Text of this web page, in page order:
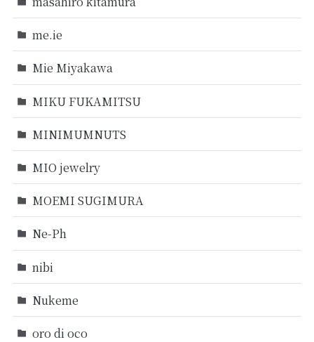
me.ie
Mie Miyakawa
MIKU FUKAMITSU
MINIMUMNUTS
MIO jewelry
MOEMI SUGIMURA
Ne-Ph
nibi
Nukeme
oro di oco